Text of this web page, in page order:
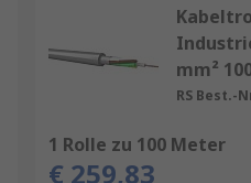
mm²
RS Best.-
1 Rolle zu 100 Meter
€ 259,83